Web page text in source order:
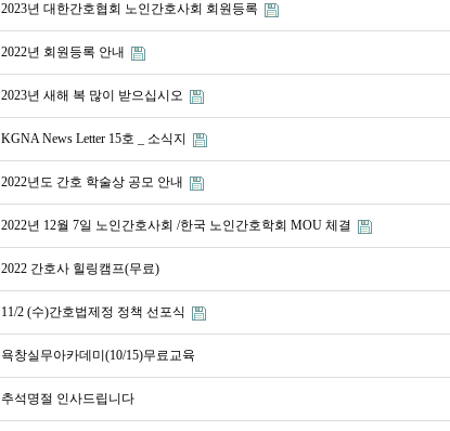
2023년 대한간호협회 노인간호사회 회원등록
2022년 회원등록 안내
2023년 새해 복 많이 받으십시오
KGNA News Letter 15호 _ 소식지
2022년도 간호 학술상 공모 안내
2022년 12월 7일 노인간호사회 /한국 노인간호학회 MOU 체결
2022 간호사 힐링캠프(무료)
11/2 (수)간호법제정 정책 선포식
욕창실무아카데미(10/15)무료교육
추석명절 인사드립니다